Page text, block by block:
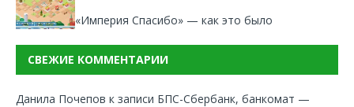
«Империя Спасибо» — как это было
СВЕЖИЕ КОММЕНТАРИИ
Данила Почепов к записи БПС-Сбербанк, банкомат —